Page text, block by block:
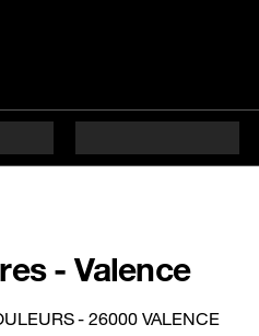
- Valence
- 26000 VALENCE